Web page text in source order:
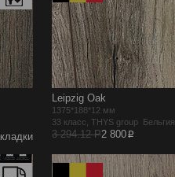
Leipzig Oak
1375*188*12 мм
33 класс, THYS group Бельгия
3 294.12 Р2 800p